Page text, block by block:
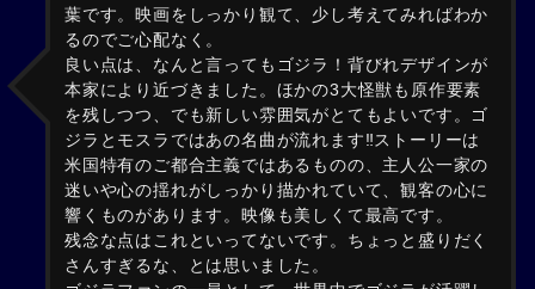
葉です。映画をしっかり観て、少し考えてみればわか
るのでご心配なく。
良い点は、なんと言ってもゴジラ！背びれデザインが
本家により近づきました。ほかの3大怪獣も原作要素
を残しつつ、でも新しい雰囲気がとてもよいです。ゴ
ジラとモスラではあの名曲が流れます‼︎ストーリーは
米国特有のご都合主義ではあるものの、主人公一家の
迷いや心の揺れがしっかり描かれていて、観客の心に
響くものがあります。映像も美しくて最高です。
残念な点はこれといってないです。ちょっと盛りだく
さんすぎるな、とは思いました。